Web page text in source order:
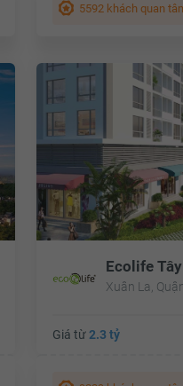
5592 khách quan
Ecolife
Xuân La,
Giá từ2.3 tỷ